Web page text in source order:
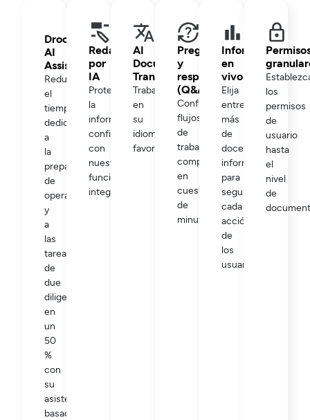
Drooms
AI
Assistant
Reduzca
el
tiempo
dedicado
a
la
preparación
de
operaciones
y
a
las
tareas
de
due
diligence
en
un
50
%
con
su
asistente
basado
Redacción
por
IA
Proteja
la
información
confidencial
con
nuestra
funcionalidad
integrada.
AI
Document
Translation
Trabaje
en
su
idioma
favorito.
Preguntas
y
respuestas
(Q&A)
Configura
flujos
de
trabajo
complejos
en
cuestión
de
minutos.
Informes
en
vivo
Elija
entre
más
de
doce
informes
para
seguir
cada
acción
de
los
usuarios.
los
permisos
de
usuario
hasta
el
nivel
de